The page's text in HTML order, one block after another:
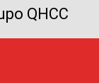
QHCC